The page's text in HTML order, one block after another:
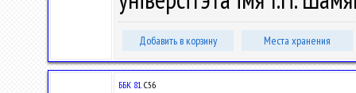
Добавить в корзину Места хранения
ББК 81.С56